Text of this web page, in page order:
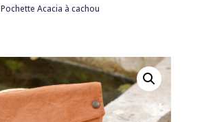
Pochette Acacia à cachou